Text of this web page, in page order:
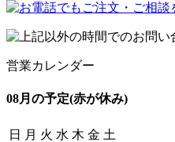
営業カレンダー
08月の予定(赤が休み)
日 月 火 水 木 金 土